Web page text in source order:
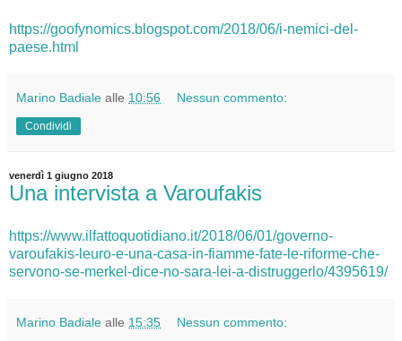
https://goofynomics.blogspot.com/2018/06/i-nemici-del-
paese.html
Marino Badiale alle 10:56 Nessun commento:
Condividi
venerdì 1 giugno 2018
Una intervista a Varoufakis
https://www.ilfattoquotidiano.it/2018/06/01/governo-
varoufakis-leuro-e-una-casa-in-fiamme-fate-le-riforme-che-
servono-se-merkel-dice-no-sara-lei-a-distruggerlo/4395619/
Marino Badiale alle 15:35 Nessun commento: